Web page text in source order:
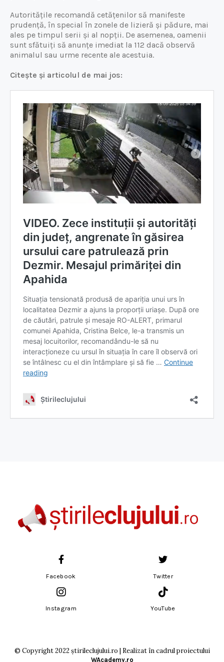
Autoritățile recomandă cetățenilor să manifeste
prudență, în special în zonele de lizieră și pădure, mai
ales pe timpul serii și al nopții. De asemenea, oamenii
sunt sfătuiți să anunțe imediat la 112 dacă observă
animalul sau urme recente ale acestuia.
Citește și articolul de mai jos:
Facebook Twitter
Instagram YouTube
© Copyright 2022 știrileclujului.ro | Realizat în cadrul proiectului
WAcademy.ro